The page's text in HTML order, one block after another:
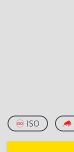
ISO